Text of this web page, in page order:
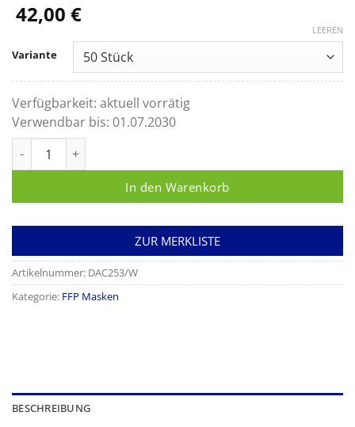
42,00 €
Variante
LEEREN
Verfügbarkeit: aktuell vorrätig
Verwendbar bis: 01.07.2030
In den Warenkorb
ZUR MERKLISTE
Artikelnummer: DAC253/W
Kategorie: FFP Masken
BESCHREIBUNG